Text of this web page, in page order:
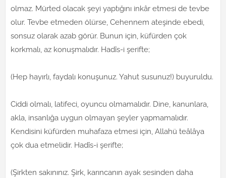
olmaz. Mürted olacak şeyi yaptığını inkâr etmesi de tevbe
olur. Tevbe etmeden ölürse, Cehennem ateşinde ebedi,
sonsuz olarak azab görür. Bunun için, küfürden çok
korkmalı, az konuşmalıdır. Hadîs-i şerifte;
(Hep hayırlı, faydalı konuşunuz. Yahut susunuz!) buyuruldu.
Ciddi olmalı, latifeci, oyuncu olmamalıdır. Dine, kanunlara,
akla, insanlığa uygun olmayan şeyler yapmamalıdır.
Kendisini küfürden muhafaza etmesi için, Allahü teâlâya
çok dua etmelidir. Hadîs-i şerifte;
(Şirkten sakınınız. Şirk, karıncanın ayak sesinden daha